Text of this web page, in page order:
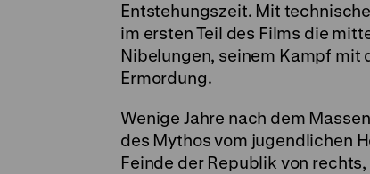
Entstehungszeit. Mit
im ersten Teil des Films die
Nibelungen, seinem Kampf mit
Ermordung.
Wenige Jahre nach dem
des Mythos vom jugendlichen
Feinde der Republik von